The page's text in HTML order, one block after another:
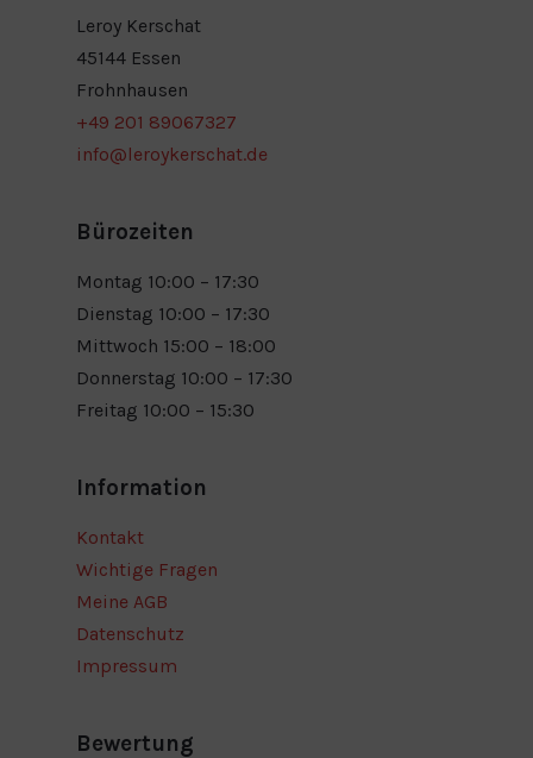
Leroy Kerschat
45144 Essen
Frohnhausen
+49 201 89067327
info@leroykerschat.de
Bürozeiten
Montag 10:00 – 17:30
Dienstag 10:00 – 17:30
Mittwoch 15:00 – 18:00
Donnerstag 10:00 – 17:30
Freitag 10:00 – 15:30
Information
Kontakt
Wichtige Fragen
Meine AGB
Datenschutz
Impressum
Bewertung